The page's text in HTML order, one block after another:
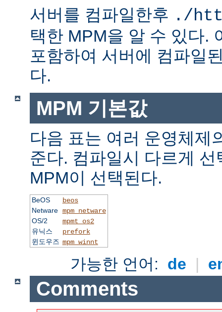
서버를 컴파일한후 ./
택한 MPM을 알 수 있다.
포함하여 서버에 컴파일
다.
MPM 기본값
다음 표는 여러 운영체제
준다. 컴파일시 다르게
MPM이 선택된다.
BeOS
beos
Netware mpm_netware
OS/2
mpmt_os2
유닉스
prefork
윈도우즈 mpm_winnt
가능한 언어: de |
Comments